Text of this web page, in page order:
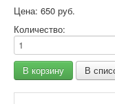
Цена: 650 руб.
Количество: